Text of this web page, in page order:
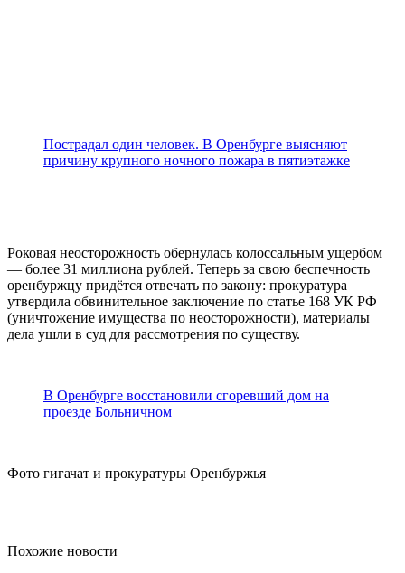
Пострадал один человек. В Оренбурге выясняют
причину крупного ночного пожара в пятиэтажке
Роковая неосторожность обернулась колоссальным ущербом
— более 31 миллиона рублей. Теперь за свою беспечность
оренбуржцу придётся отвечать по закону: прокуратура
утвердила обвинительное заключение по статье 168 УК РФ
(уничтожение имущества по неосторожности), материалы
дела ушли в суд для рассмотрения по существу.
В Оренбурге восстановили сгоревший дом на
проезде Больничном
Фото гигачат и прокуратуры Оренбуржья
Похожие новости